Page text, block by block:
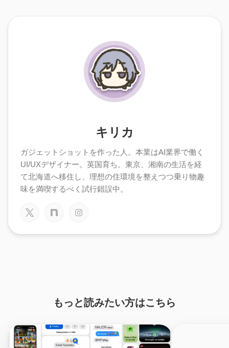
キリカ
ガジェットショットを作った人。本業はAI業界で働く
UI/UXデザイナー。英国育ち。東京、湘南の生活を経
て北海道へ移住し、理想の住環境を整えつつ乗り物趣
味を満喫するべく試行錯誤中。
もっと読みたい方はこちら